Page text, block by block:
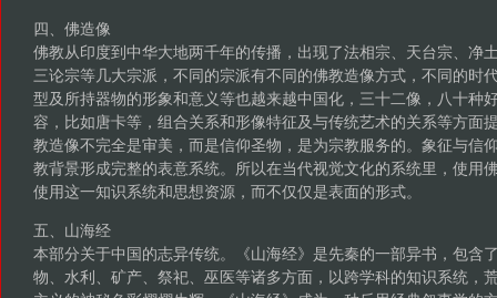
四、佛造像
佛教从印度到中华大地两千年的传播，出现了法相宗、天台宗、净
三论宗等几大宗派，不同的宗派有不同的佛教造像方式，不同的时
型及所持器物的形象和意义等也越来越中国化，三十二像，八十种
容，比如唐卡等，组合关系和形像特征及与传统艺术的关系等方面
教造像不完全是审美，而是信仰圣物，是为宗教服务的。象征与信
教背景形成完整的表意系统。所以在当代视觉文化的系统里，使用
使用这一知识系统和思想资源，而不仅仅是表面的形式。
五、山海经
本部分关于中国的志异传统。《山海经》是先秦的一部异书，包含
物、水利、矿产、祭祀、巫医等诸多方面，以跨学科的知识系统，